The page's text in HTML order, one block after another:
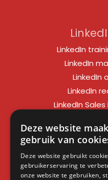
LinkedIn
LinkedIn
LinkedIn
LinkedIn
LinkedIn
Social
LinkedIn
Deze website
gebruik van
Deze website gebruikt
gebruikerservaring te
onze website te gebruiken,